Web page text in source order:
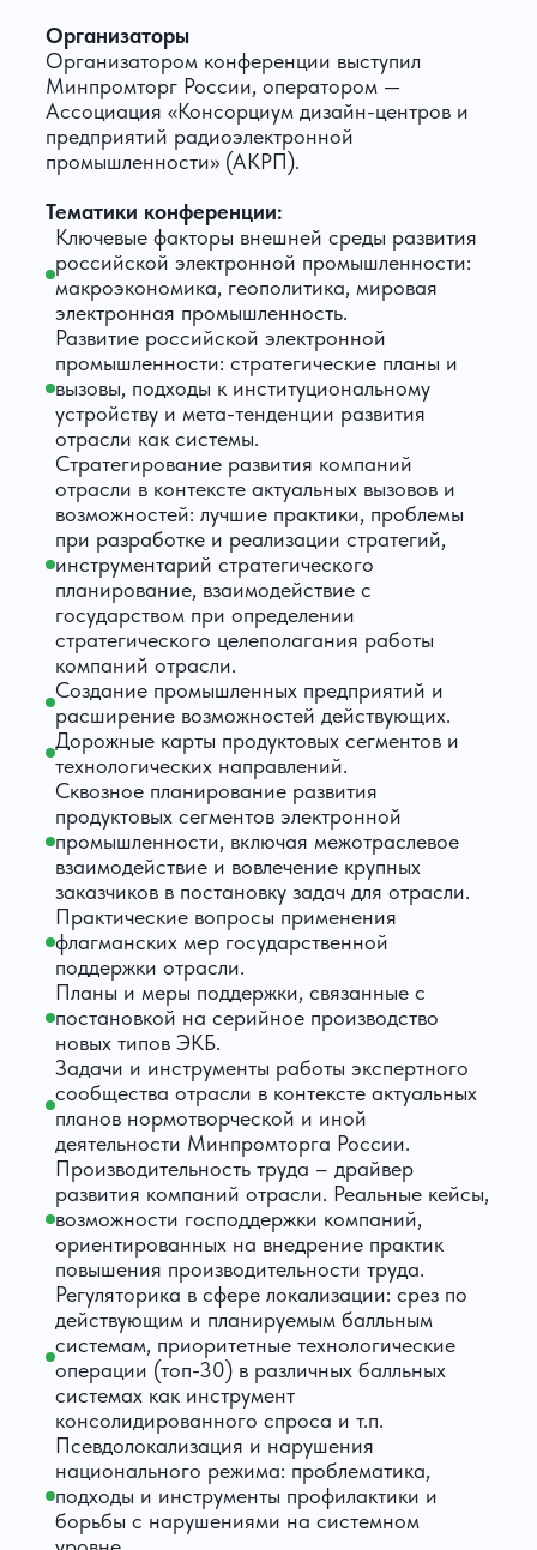
Организаторы
Организатором конференции выступил
Минпромторг России, оператором —
Ассоциация «Консорциум дизайн-центров и
предприятий радиоэлектронной
промышленности» (АКРП).
Тематики конференции:
Ключевые факторы внешней среды развития
российской электронной промышленности:
макроэкономика, геополитика, мировая
электронная промышленность.
Развитие российской электронной
промышленности: стратегические планы и
вызовы, подходы к институциональному
устройству и мета-тенденции развития
отрасли как системы.
Стратегирование развития компаний
отрасли в контексте актуальных вызовов и
возможностей: лучшие практики, проблемы
при разработке и реализации стратегий,
инструментарий стратегического
планирование, взаимодействие с
государством при определении
стратегического целеполагания работы
компаний отрасли.
Создание промышленных предприятий и
расширение возможностей действующих.
Дорожные карты продуктовых сегментов и
технологических направлений.
Сквозное планирование развития
продуктовых сегментов электронной
промышленности, включая межотраслевое
взаимодействие и вовлечение крупных
заказчиков в постановку задач для отрасли.
Практические вопросы применения
флагманских мер государственной
поддержки отрасли.
Планы и меры поддержки, связанные с
постановкой на серийное производство
новых типов ЭКБ.
Задачи и инструменты работы экспертного
сообщества отрасли в контексте актуальных
планов нормотворческой и иной
деятельности Минпромторга России.
Производительность труда – драйвер
развития компаний отрасли. Реальные кейсы,
возможности господдержки компаний,
ориентированных на внедрение практик
повышения производительности труда.
Регуляторика в сфере локализации: срез по
действующим и планируемым балльным
системам, приоритетные технологические
операции (топ-30) в различных балльных
системах как инструмент
консолидированного спроса и т.п.
Псевдолокализация и нарушения
национального режима: проблематика,
подходы и инструменты профилактики и
борьбы с нарушениями на системном